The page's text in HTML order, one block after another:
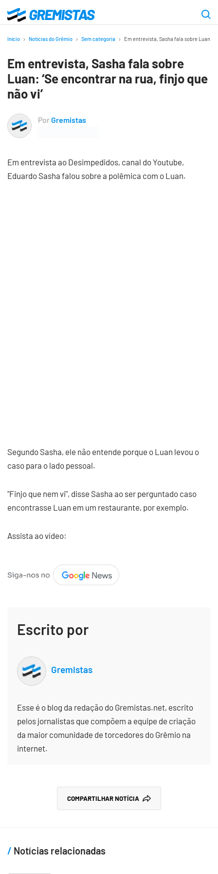
para
principal
Gremistas
Início Notícias do Grêmio Sem categoria Em entrevista, Sasha fala sobre Luan:
Em entrevista, Sasha fala sobre
Luan: ‘Se encontrar na rua, finjo que
não vi’
PorGremistas
Em entrevista ao Desimpedidos, canal do Youtube,
Eduardo Sasha falou sobre a polêmica com o Luan.
Segundo Sasha, ele não entende porque o Luan levou o
caso para o lado pessoal.
"Finjo que nem vi", disse Sasha ao ser perguntado caso
encontrasse Luan em um restaurante, por exemplo.
Assista ao vídeo:
Escrito por
Gremistas
Esse é o blog da redação do Gremistas.net, escrito
pelos jornalistas que compõem a equipe de criação
da maior comunidade de torcedores do Grêmio na
internet.
COMPARTILHAR NOTÍCIA
Notícias relacionadas